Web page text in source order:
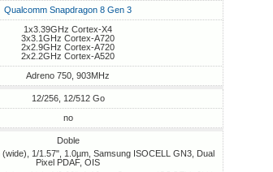
Qualcomm Snapdragon 8 Gen 3
1x3.39GHz Cortex-X4
3x3.1GHz Cortex-A720
2x2.9GHz Cortex-A720
2x2.2GHz Cortex-A520
Adreno 750, 903MHz
12/256, 12/512 Go
no
Doble
(wide), 1/1.57", 1.0µm, Samsung ISOCELL GN3, Dual
Pixel PDAF, OIS